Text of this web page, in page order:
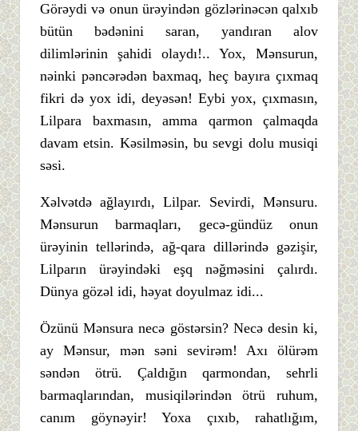
Görəydi və onun ürəyindən gözlərinəcən qalxıb
bütün bədənini saran, yandıran alov
dilimlərinin şahidi olaydı!.. Yox, Mənsurun,
nəinki pəncərədən baxmaq, heç bayıra çıxmaq
fikri də yox idi, deyəsən! Eybi yox, çıxmasın,
Lilpara baxmasın, amma qarmon çalmaqda
davam etsin. Kəsilməsin, bu sevgi dolu musiqi
səsi.
Xəlvətdə ağlayırdı, Lilpar. Sevirdi, Mənsuru.
Mənsurun barmaqları, gecə-gündüz onun
ürəyinin tellərində, ağ-qara dillərində gəzişir,
Lilparın ürəyindəki eşq nəğməsini çalırdı.
Dünya gözəl idi, həyat doyulmaz idi...
Özünü Mənsura necə göstərsin? Necə desin ki,
ay Mənsur, mən səni sevirəm! Axı ölürəm
səndən ötrü. Çaldığın qarmondan, sehrli
barmaqlarından, musiqilərindən ötrü ruhum,
canım göynəyir! Yoxa çıxıb, rahatlığım,